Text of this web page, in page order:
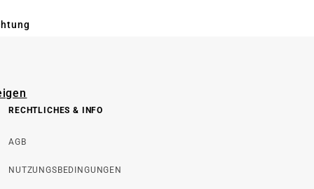
RECHTLICHES & INFO
AGB
NUTZUNGSBEDINGUNGEN